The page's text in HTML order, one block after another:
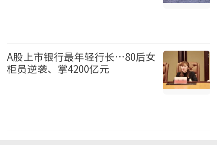
A股上市银行最年轻行长…80后女
柜员逆袭、掌4200亿元